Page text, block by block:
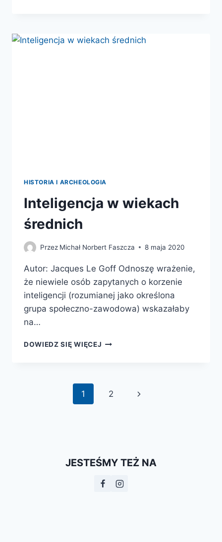
MISTRZOWIE
HISTORIA I ARCHEOLOGIA
Inteligencja w wiekach
średnich
Przez Michał Norbert Faszcza 8 maja 2020
Autor: Jacques Le Goff Odnoszę wrażenie,
że niewiele osób zapytanych o korzenie
inteligencji (rozumianej jako określona
grupa społeczno-zawodowa) wskazałaby
na…
DOWIEDZ SIĘ WIĘCEJ INTELIGENCJA
Nawigacja1 2
Następna
JESTEŚMY TEŻ NA